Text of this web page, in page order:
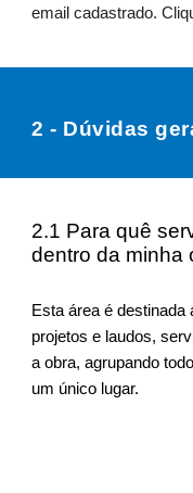
email cadastrado.
2 - Dúvidas
2.1 Para quê
dentro da minha
Esta área é
projetos e laudos,
a obra, agrupando
um único lugar.